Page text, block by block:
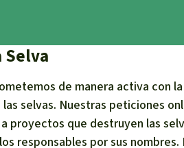
Selva
de manera activa con la
selvas. Nuestras peticiones
proyectos que destruyen las
responsables por sus nombres.